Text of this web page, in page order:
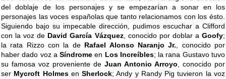
del doblaje de los personajes y se empezarían a sonar en los
personajes las voces españolas que tanto relacionamos con los ésto.
Siguiendo bajo su impecable dirección, pudimos escuchar a Clifford
con la voz de David García Vázquez, conocido por doblar aGoofy;
la rata Rizzo con la de Rafael Alonso Naranjo Jr., conocido por
haber dado voz aSíndrome en Los Increíbles; la rana Gustavo tuvo
su famosa voz proveniente de Juan Antonio Arroyo, conocido por
ser Mycroft HolmesenSherlock; Andy y Randy Pig tuvieron la voz